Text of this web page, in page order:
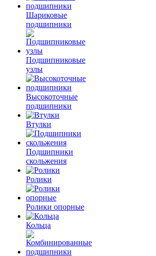
Шариковые
подшипники
Подшипниковые
узлы
Высокоточные
подшипники
Втулки
Подшипники
скольжения
Ролики
Ролики опорные
Кольца